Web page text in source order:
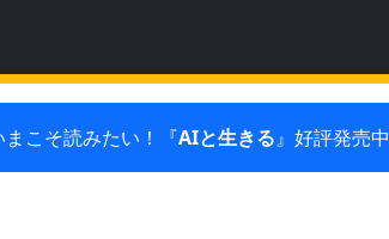
こそ読みたい！『AIと生きる』好評発売中